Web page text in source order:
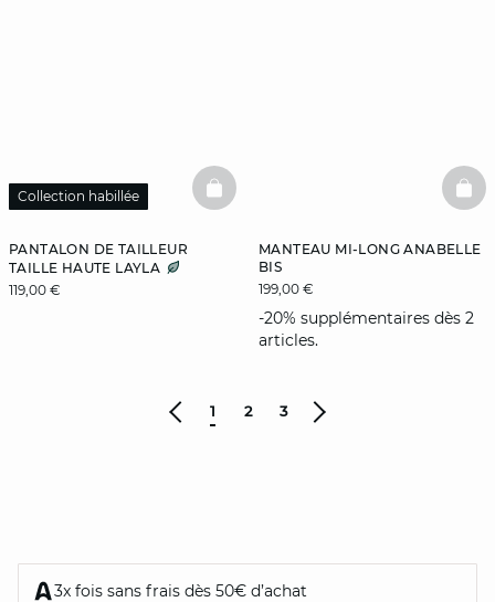
PANTALON DE TAILLEUR
TAILLE HAUTE LAYLA
119,00 €
Collection habillée BASKETFULL
MANTEAU MI-LONG ANABELLE
BIS
199,00 €
-20% supplémentaires dès 2
articles.
1 2 3
3x fois sans frais dès 50€ d’achat